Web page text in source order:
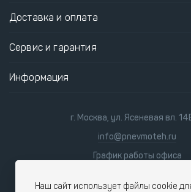
Доставка и оплата
Сервис и гарантия
Информация
г. Москва, ул. Ясеневая вл.
info@pnevmoteh.ru
График работы офиса
9:00 - 18:00
Наш сайт использует файлы cookie